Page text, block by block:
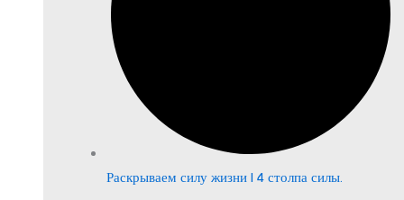
Раскрываем силу жизни | 4 столпа силы.